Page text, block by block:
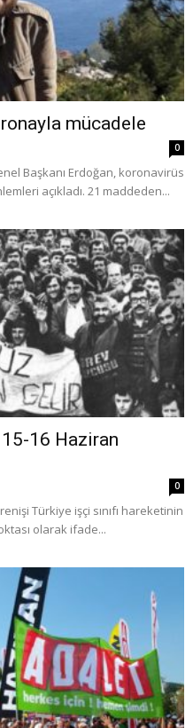
mücadele
0
Başkanı Erdoğan, koronavirüs
açıkladı. 21 maddeden...
15-16 Haziran
0
Türkiye işçi sınıfı hareketinin
olarak ifade...